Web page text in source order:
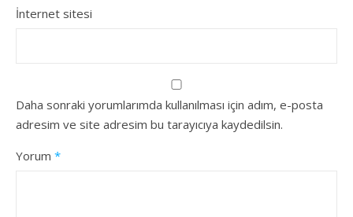
İnternet sitesi
Daha sonraki yorumlarımda kullanılması için adım, e-posta
adresim ve site adresim bu tarayıcıya kaydedilsin.
Yorum *